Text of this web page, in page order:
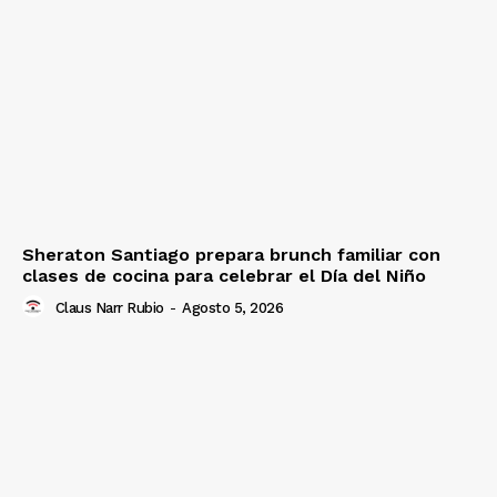
Sheraton Santiago prepara brunch familiar con
clases de cocina para celebrar el Día del Niño
Claus Narr Rubio - Agosto 5, 2026